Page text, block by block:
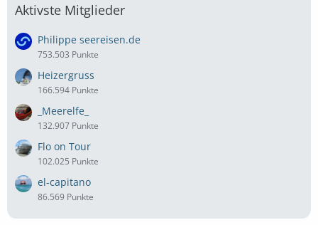
Aktivste Mitglieder
Philippe seereisen.de
753.503 Punkte
Heizergruss
166.594 Punkte
_Meerelfe_
132.907 Punkte
Flo on Tour
102.025 Punkte
el-capitano
86.569 Punkte